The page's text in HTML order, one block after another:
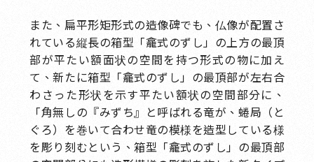
また、扁平形矩形式の造像碑でも、仏像が配置さ
れている縦長の箱型「龕式のずし」の上方の最頂
部が平たい額面状の空間を持つ形式の物に加え
て、新たに箱型「龕式のずし」の最頂部が左右合
わさった形状を示す平たい額状の空間部分に、
「角無しの『みずち』と呼ばれる竜が、蜷局（と
ぐろ）を巻いて合わせ竜の模様を造型している様
を彫り刻むという、箱型「龕式のずし」の最頂部